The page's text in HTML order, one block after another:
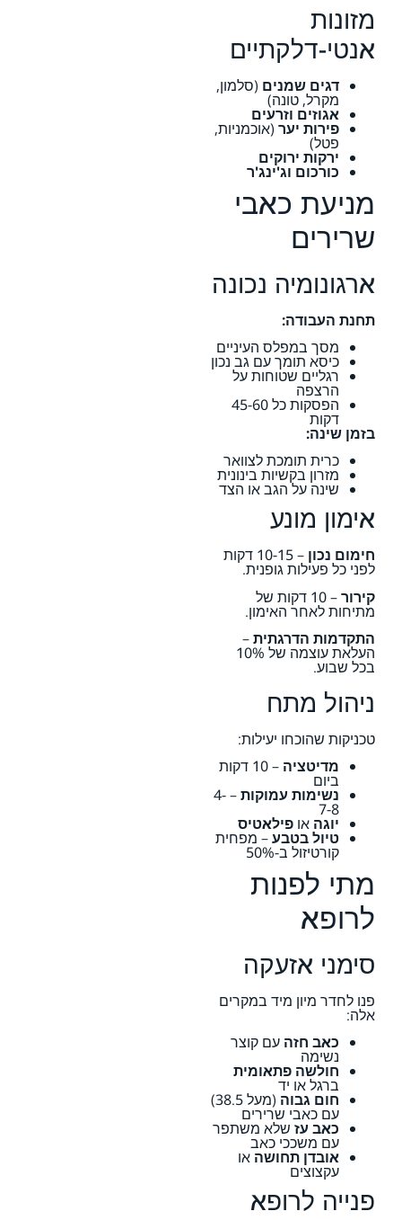
מזונות
אנטי-דלקתיים
דגים שמנים (סלמון,
מקרל, טונה)
אגוזים וזרעים
פירות יער (אוכמניות,
פטל)
ירקות ירוקים
כורכום וג'ינג'ר
מניעת כאבי
שרירים
ארגונומיה נכונה
תחנת העבודה:
מסך במפלס העיניים
כיסא תומך עם גב נכון
רגליים שטוחות על
הרצפה
הפסקות כל 45-60
דקות
בזמן שינה:
כרית תומכת לצוואר
מזרון בקשיות בינונית
שינה על הגב או הצד
אימון מונע
חימום נכון – 10-15 דקות
לפני כל פעילות גופנית.
קירור
– 10 דקות של
מתיחות לאחר האימון.
התקדמות הדרגתית–
העלאת עוצמה של 10%
בכל שבוע.
ניהול מתח
טכניקות שהוכחו יעילות:
מדיטציה
– 10 דקות
ביום
נשימות עמוקות – 4-
7-8
יוגה או פילאטיס
טיול בטבע– מפחית
קורטיזול ב-50%
מתי לפנות
לרופא
סימני אזעקה
פנו לחדר מיון מיד במקרים
אלה:
כאב חזה עם קוצר
נשימה
חולשה פתאומית
ברגל או יד
חום גבוה (מעל 38.5)
עם כאבי שרירים
כאב עז שלא משתפר
עם משככי כאב
אובדן תחושה או
עקצוצים
פנייה לרופא